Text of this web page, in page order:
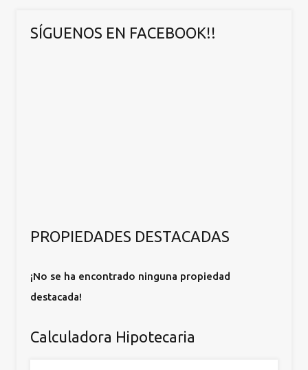
SÍGUENOS EN FACEBOOK!!
PROPIEDADES DESTACADAS
¡No se ha encontrado ninguna propiedad
destacada!
Calculadora Hipotecaria